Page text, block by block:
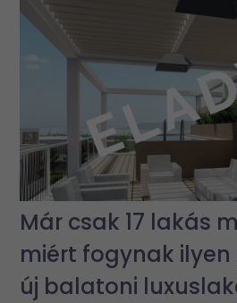
Már csak 17 lakás
miért fogynak ilyen
új balatoni